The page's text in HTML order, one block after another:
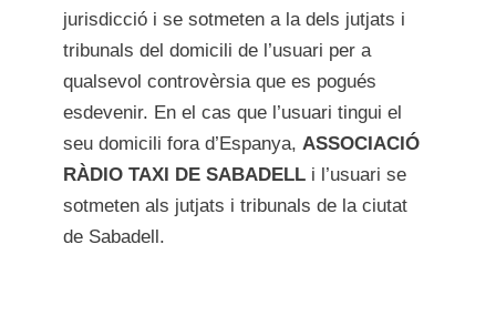
jurisdicció i se sotmeten a la dels jutjats i
tribunals del domicili de l’usuari per a
qualsevol controvèrsia que es pogués
esdevenir. En el cas que l’usuari tingui el
seu domicili fora d’Espanya,ASSOCIACIÓ
RÀDIO TAXI DE SABADELL i l’usuari se
sotmeten als jutjats i tribunals de la ciutat
de Sabadell.